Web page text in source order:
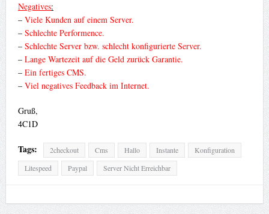
Negatives:
–Viele Kunden auf einem Server.
– Schlechte Performence.
–Schlechte Server bzw. schlecht konfigurierte Server.
–Lange Wartezeit auf die Geld zurück Garantie.
–Ein fertiges CMS.
–Viel negatives Feedback im Internet.
Gruß,
4C1D
Tags: 2checkout Cms Hallo Instante
Konfiguration
Litespeed
Paypal Server Nicht Erreichbar